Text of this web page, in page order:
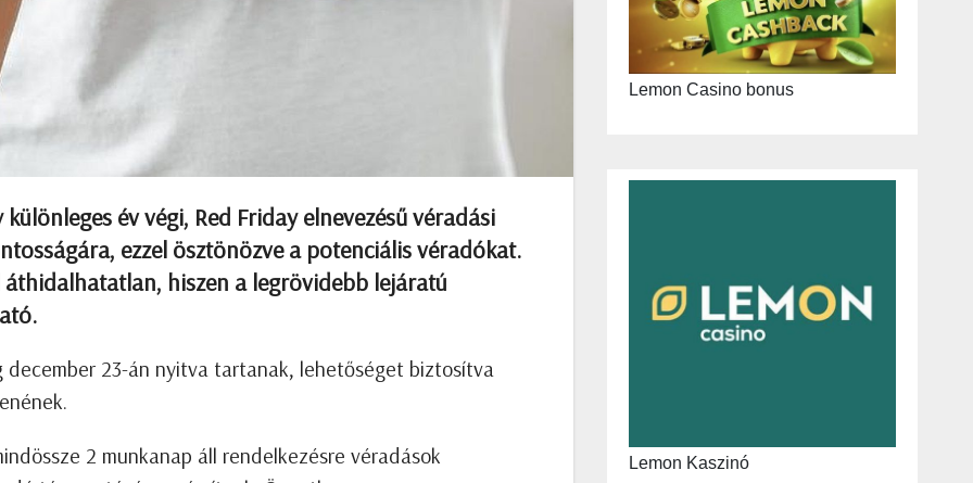
év végi, Red Friday elnevezésű véradási
ezzel ösztönözve a potenciális véradókat.
hiszen a legrövidebb lejáratú
23-án nyitva tartanak, lehetőséget biztosítva
2 munkanap áll rendelkezésre véradások
Lemon Casino bonus
Lemon Kaszinó